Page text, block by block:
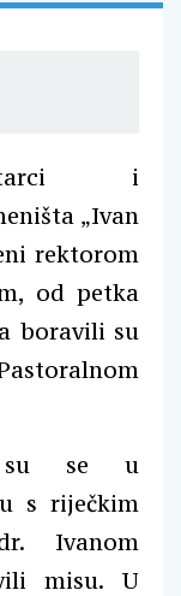
i
„Ivan
rektorom
od petka
boravili su
su se u
s riječkim
Ivanom
misu. U